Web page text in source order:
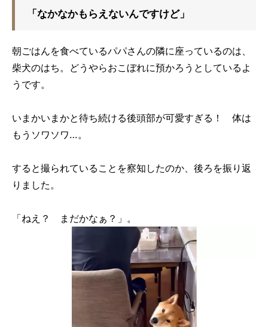
「なかなかもらえないんですけど」
朝ごはんを食べているパパさんの隣に座っているのは、
柴犬のはち。どうやらおこぼれに預かろうとしているよ
うです。
いまかいまかと待ち続ける後頭部が可愛すぎる！ 体は
もうソワソワ…。
すると撮られていることを察知したのか、後ろを振り返
りました。
「ねえ？ まだかなぁ？」。